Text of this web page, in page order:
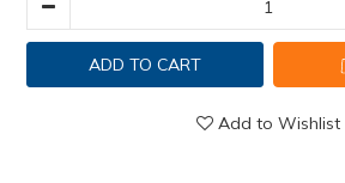
ADD TO CART
Add to Wishlist